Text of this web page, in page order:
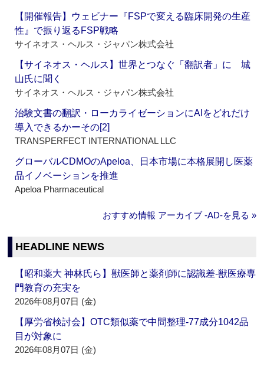
【開催報告】ウェビナー『FSPで変える臨床開発の生産
性』で振り返るFSP戦略
サイネオス・ヘルス・ジャパン株式会社
【サイネオス・ヘルス】世界とつなぐ「翻訳者」に 城
山氏に聞く
サイネオス・ヘルス・ジャパン株式会社
治験文書の翻訳・ローカライゼーションにAIをどれだけ
導入できるかーその[2]
TRANSPERFECT INTERNATIONAL LLC
グローバルCDMOのApeloa、日本市場に本格展開し医薬
品イノベーションを推進
Apeloa Pharmaceutical
おすすめ情報 アーカイブ ‐AD‐を見る »
HEADLINE NEWS
【昭和薬大 神林氏ら】獣医師と薬剤師に認識差‐獣医療専
門教育の充実を
2026年08月07日 (金)
【厚労省検討会】OTC類似薬で中間整理‐77成分1042品
目が対象に
2026年08月07日 (金)